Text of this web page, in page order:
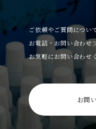
ご依頼やご質問につい
お電話・お問い合わせ
お気軽にお問い合わせ
お問